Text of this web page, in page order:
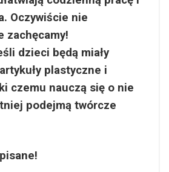
Oczywiście nie
zachęcamy!
dzieci będą miały
plastyczne i
czemu nauczą się o nie
podejmą twórcze